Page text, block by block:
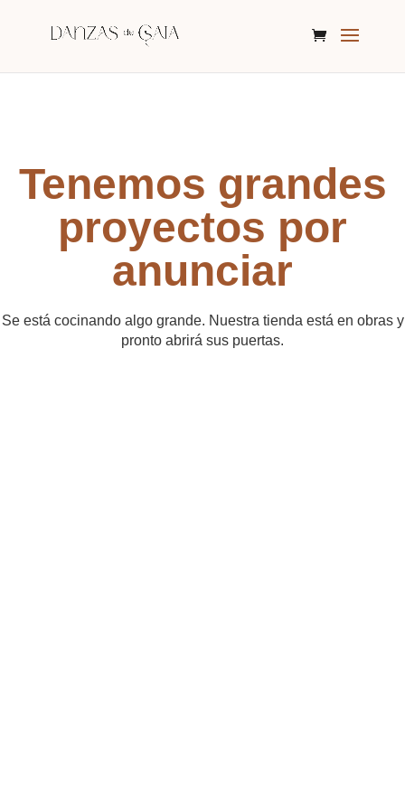
Tenemos grandes
proyectos por
anunciar
Se está cocinando algo grande. Nuestra tienda está en obras y
pronto abrirá sus puertas.